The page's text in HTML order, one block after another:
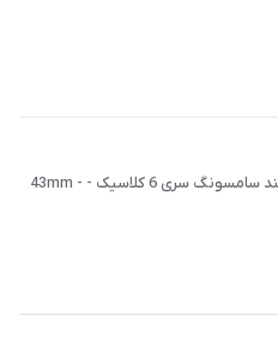
ساعت هوشمند سامسونگ سری 6 کلاسیک - 43mm -